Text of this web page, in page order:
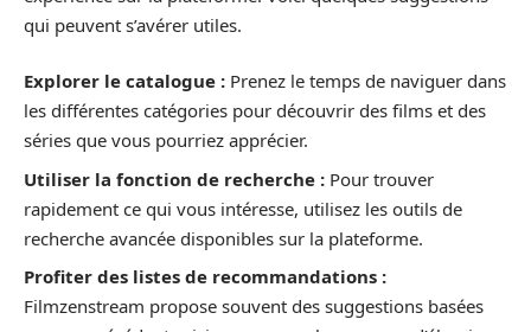
qui peuvent s’avérer utiles.
Explorer le catalogue : Prenez le temps de naviguer dans
les différentes catégories pour découvrir des films et des
séries que vous pourriez apprécier.
Utiliser la fonction de recherche : Pour trouver
rapidement ce qui vous intéresse, utilisez les outils de
recherche avancée disponibles sur la plateforme.
Profiter des listes de recommandations :
Filmzenstream propose souvent des suggestions basées